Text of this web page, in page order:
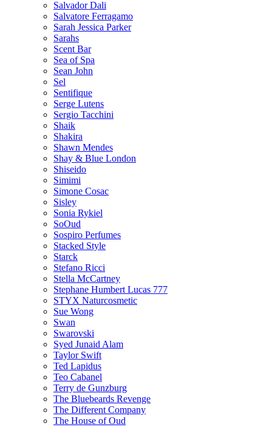
Salvador Dali
Salvatore Ferragamo
Sarah Jessica Parker
Sarahs
Scent Bar
Sea of Spa
Sean John
Sel
Sentifique
Serge Lutens
Sergio Tacchini
Shaik
Shakira
Shawn Mendes
Shay & Blue London
Shiseido
Simimi
Simone Cosac
Sisley
Sonia Rykiel
SoOud
Sospiro Perfumes
Stacked Style
Starck
Stefano Ricci
Stella McCartney
Stephane Humbert Lucas 777
STYX Naturсosmetic
Sue Wong
Swan
Swarovski
Syed Junaid Alam
Taylor Swift
Ted Lapidus
Teo Cabanel
Terry de Gunzburg
The Bluebeards Revenge
The Different Company
The House of Oud